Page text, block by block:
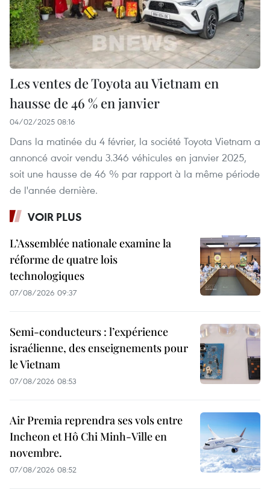
Les ventes de Toyota au Vietnam en
hausse de 46 % en janvier
04/02/2025 08:16
Dans la matinée du 4 février, la société Toyota Vietnam a
annoncé avoir vendu 3.346 véhicules en janvier 2025,
soit une hausse de 46 % par rapport à la même période
de l'année dernière.
VOIR PLUS
L’Assemblée nationale examine la
réforme de quatre lois
technologiques
07/08/2026 09:37
Semi-conducteurs : l’expérience
israélienne, des enseignements pour
le Vietnam
07/08/2026 08:53
Air Premia reprendra ses vols entre
Incheon et Hô Chi Minh-Ville en
novembre.
07/08/2026 08:52